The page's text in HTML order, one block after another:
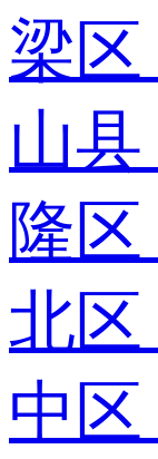
梁区
山县
隆区
北区
中区